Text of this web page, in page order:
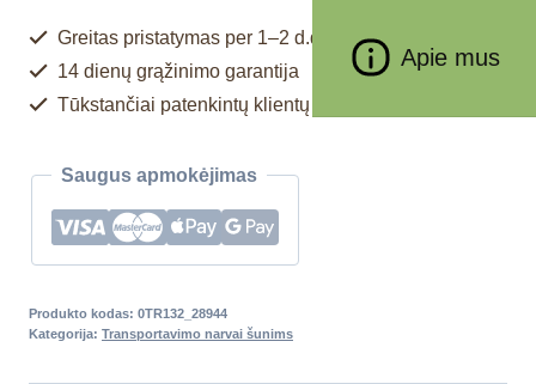
Apie mus
Greitas pristatymas per 1–2 d.d.
14 dienų grąžinimo garantija
Tūkstančiai patenkintų klientų
Saugus apmokėjimas
Produkto kodas: 0TR132_28944
Kategorija: Transportavimo narvai šunims